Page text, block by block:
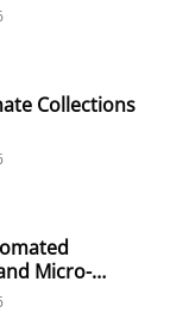
Collections
Micro-